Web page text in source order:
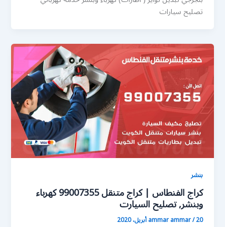
تصليح سيارات
بنشر
كراج الفنطاس | كراج متنقل 99007355 كهرباء
وبنشر, تصليح السيارت
ammar ammar/20 أبريل، 2020